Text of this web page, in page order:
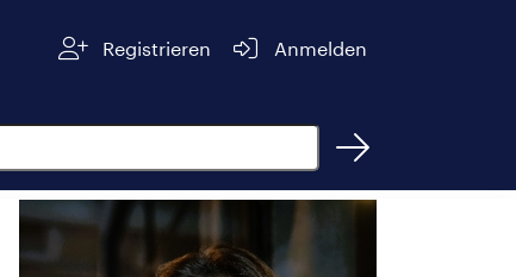
Registrieren Anmelden